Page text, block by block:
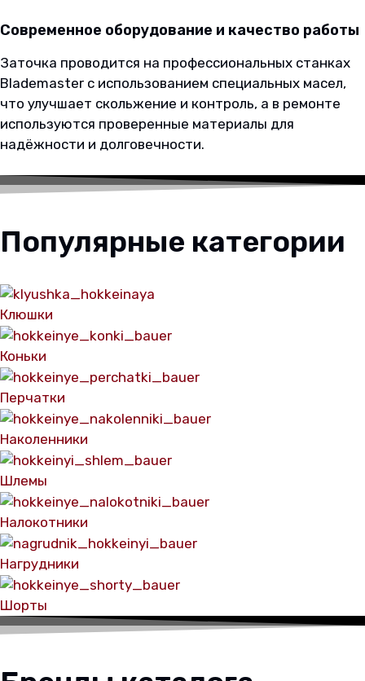
Современное оборудование и качество работы
Заточка проводится на профессиональных станках
Blademaster с использованием специальных масел,
что улучшает скольжение и контроль, а в ремонте
используются проверенные материалы для
надёжности и долговечности.
Популярные категории
Клюшки
Коньки
Перчатки
Наколенники
Шлемы
Налокотники
Нагрудники
Шорты